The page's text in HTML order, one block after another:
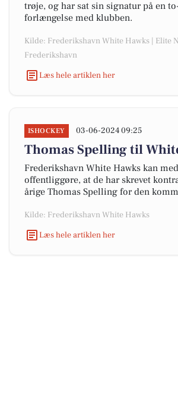
trøje, og har sat sin signatur på en
forlængelse med klubben.
Kilde: Frederikshavn White Hawks | Elite
Frederikshavn
Læs hele artiklen her
ISHOCKEY 03-06-2024 09:25
Thomas Spelling til
Frederikshavn White Hawks kan
offentliggøre, at de har skrevet
årige Thomas Spelling for den
Kilde: Frederikshavn White Hawks
Læs hele artiklen her